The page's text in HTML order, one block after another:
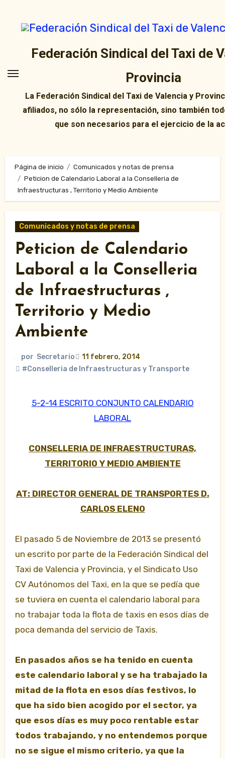
contenido
Federación Sindical del Taxi de
Provincia
La Federación Sindical del Taxi de Valencia y
afiliados, no sólo la representación, sino también
que son necesarios para el ejercicio de la
Página de inicio
Comunicados y notas de prensa
Peticion de Calendario Laboral a la Conselleria de
Infraestructuras , Territorio y Medio Ambiente
Comunicados y notas de prensa
Peticion de Calendario
Laboral a la Conselleria
de Infraestructuras ,
Territorio y Medio
Ambiente
por Secretario
11 febrero, 2014
#Conselleria de Infraestructuras y Transporte
5-2-14 ESCRITO CONJUNTO CALENDARIO
LABORAL
CONSELLERIA DE INFRAESTRUCTURAS,
TERRITORIO Y MEDIO AMBIENTE
AT: DIRECTOR GENERAL DE TRANSPORTES D.
CARLOS ELENO
El pasado 5 de Noviembre de 2013 se presentó
un escrito por parte de la Federación Sindical del
Taxi de Valencia y Provincia, y el Sindicato Uso
CV Autónomos del Taxi, en la que se pedía que
se tuviera en cuenta el calendario laboral para
no trabajar toda la flota de taxis en esos días de
poca demanda del servicio de Taxis.
En pasados años se ha tenido en cuenta
este calendario laboral y se ha trabajado la
mitad de la flota en esos días festivos, lo
que ha sido bien acogido por el sector, ya
que esos días es muy poco rentable estar
todos trabajando, y no entendemos porque
no se sigue el mismo criterio, ya que la